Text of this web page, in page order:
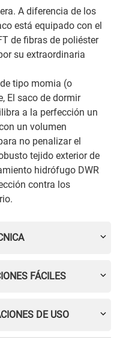
A diferencia de los
está equipado con el
de fibras de poliéster
su extraordinaria
tipo momia (o
El saco de dormir
a la perfección un
un volumen
no penalizar el
tejido exterior de
hidrófugo DWR
contra los
FÁCILES
DE USO